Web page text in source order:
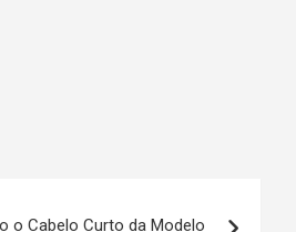
o Cabelo Curto da Modelo